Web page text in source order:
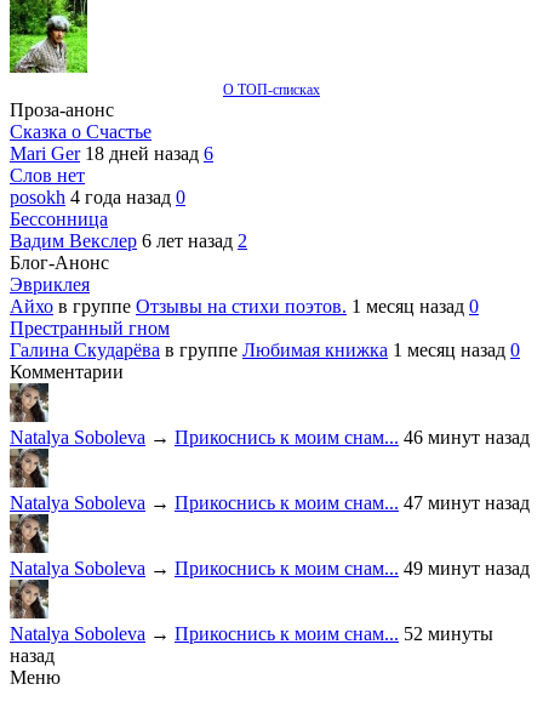
О ТОП-списках
Проза-анонс
Сказка о Счастье
Mari Ger 18 дней назад 6
Слов нет
posokh 4 года назад 0
Бессонница
Вадим Векслер 6 лет назад 2
Блог-Анонс
Эвриклея
Айхо в группе Отзывы на стихи поэтов. 1 месяц назад 0
Престранный гном
Галина Скударёва в группе Любимая книжка 1 месяц назад 0
Комментарии
Natalya Soboleva → Прикоснись к моим снам... 46 минут назад
Natalya Soboleva → Прикоснись к моим снам... 47 минут назад
Natalya Soboleva → Прикоснись к моим снам... 49 минут назад
Natalya Soboleva → Прикоснись к моим снам... 52 минуты
назад
Меню